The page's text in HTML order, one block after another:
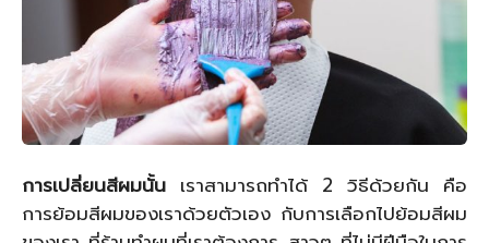
การเปลี่ยนสีผมนั้น เราสามารถทำได้ 2 วิธีด้วยกัน คือ
การย้อมสีผมของเราด้วยตัวเอง กับการเลือกไปย้อมสีผม